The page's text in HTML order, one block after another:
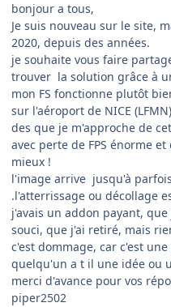
bonjour a tous,
Je suis nouveau sur le site,
2020, depuis des années.
je souhaite vous faire
trouver la solution grâce à
mon FS fonctionne plutôt
sur l'aéroport de NICE (LFMN)
des que je m'approche de
avec perte de FPS énorme
mieux !
l'image arrive jusqu'à
.l'atterrissage ou décollage
j'avais un addon payant,
souci, que j'ai retiré, mais
c'est dommage, car c'est
quelqu'un a t il une idée ou
merci d'avance pour vos
piper2502